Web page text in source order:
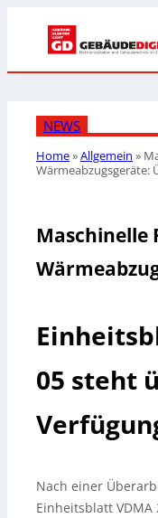
NEWS
Home»Allgemein »
Wärmeabzugsgeräte:
Maschinelle
05 steht
Nach einer
Einheitsblatt VDMA